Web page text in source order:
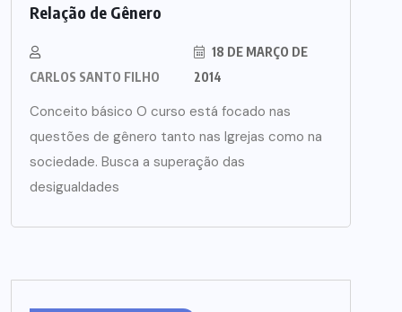
Relação de Gênero
CARLOS SANTO FILHO
18 DE MARÇO DE
2014
Conceito básico O curso está focado nas
questões de gênero tanto nas Igrejas como na
sociedade. Busca a superação das
desigualdades